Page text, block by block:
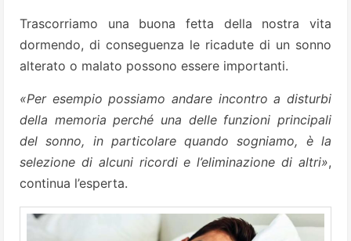
Trascorriamo una buona fetta della nostra vita
dormendo, di conseguenza le ricadute di un sonno
alterato o malato possono essere importanti.
«Per esempio possiamo andare incontro a disturbi
della memoria perché una delle funzioni principali
del sonno, in particolare quando sogniamo, è la
selezione di alcuni ricordi e l’eliminazione di altri»,
continua l’esperta.